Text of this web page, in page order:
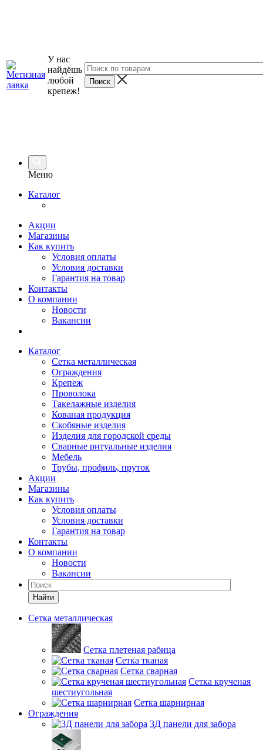
У нас
найдёшь
любой
крепеж!
Меню
Каталог
Акции
Магазины
Как купить
Условия оплаты
Условия доставки
Гарантия на товар
Контакты
О компании
Новости
Вакансии
Каталог
Сетка металлическая
Ограждения
Крепеж
Проволока
Такелажные изделия
Кованая продукция
Скобяные изделия
Изделия для городской среды
Сварные ритуальные изделия
Мебель
Трубы, профиль, пруток
Акции
Магазины
Как купить
Условия оплаты
Условия доставки
Гарантия на товар
Контакты
О компании
Новости
Вакансии
Найти
Сетка металлическая
Сетка плетеная рабица
Сетка тканая
Сетка сварная
Сетка крученая
шестиугольная
Сетка шарнирная
Ограждения
3Д панели для забора